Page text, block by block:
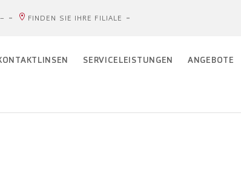
FINDEN SIE IHRE FILIALE
SERVICELEISTUNGEN ANGEBOTE